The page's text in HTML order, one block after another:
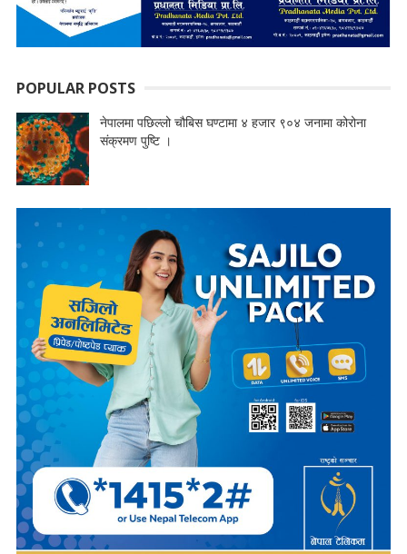
POPULAR POSTS
नेपालमा पछिल्लो चौबिस घण्टामा ४ हजार ९०४ जनामा कोरोना
संक्रमण पुष्टि ।